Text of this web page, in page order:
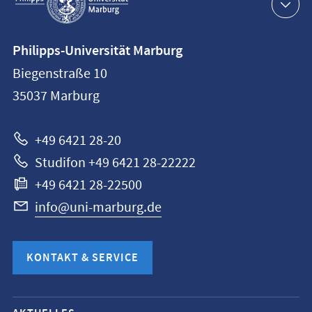
Navigation
Philipps-
Universität
Marburg
Philipps-Universität Marburg
Biegenstraße 10
35037 Marburg
+49 6421 28-20
Studifon +49 6421 28-22222
+49 6421 28-22500
info@uni-marburg.de
KONTAKT & SERVICE
Mobile-